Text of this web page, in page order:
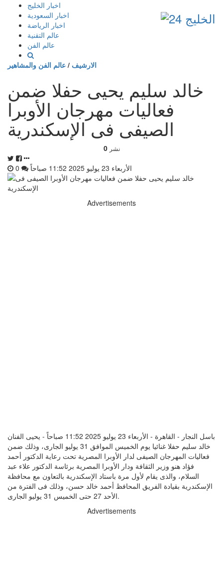
إذهب
المحتوى
اخبار الخليج
اخبار السعودية
اخبار الرياضة
عالم التقنية
عالم الفن
الارشيف / عالم الفن والمشاهير
خالد سليم يحيى حفلا ضمن
فعاليات مهرجان الأوبرا
الصيفى فى الإسكندرية
0 نشر
الأربعاء 23 يوليو 2025 11:52 صباحاً
Advertisements
باسل النجار - القاهرة - الأربعاء 23 يوليو 2025 11:52 صباحاً - يحيى الفنان
خالد سليم حفلا غنائيا يوم الخميس الموافق 31 يوليو الجارى، وذلك ضمن
فعاليات المهرجان الصيفى لدار الأوبرا المصرية تحت رعاية الدكتور أحمد
فؤاد هنو وزير الثقافة ودار الأوبرا المصرية برئاسة الدكتور علاء عبد
السلام، والذى يقام لأول مرة باستاد الإسكندرية بالتعاون مع محافظة
الإسكندرية بقيادة الفريق المحافظ أحمد خالد حسن، وذلك فى الفترة من
الأحد 27 حتى الخميس 31 يوليو الجارى.
Advertisements